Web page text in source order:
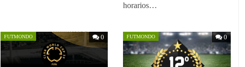
horarios…
0
FUTMONDO 0
FUTMONDO